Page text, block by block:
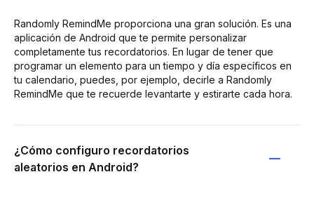
Randomly RemindMe proporciona una gran solución. Es una
aplicación de Android que te permite personalizar
completamente tus recordatorios. En lugar de tener que
programar un elemento para un tiempo y día específicos en
tu calendario, puedes, por ejemplo, decirle a Randomly
RemindMe que te recuerde levantarte y estirarte cada hora.
¿Cómo configuro recordatorios
aleatorios en Android?